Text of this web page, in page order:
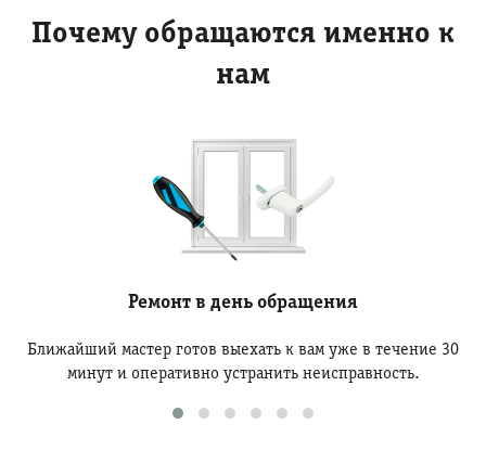
Почему обращаются именно к
нам
Ремонт в день обращения
Ближайший мастер готов выехать к вам уже в течение 30
минут и оперативно устранить неисправность.